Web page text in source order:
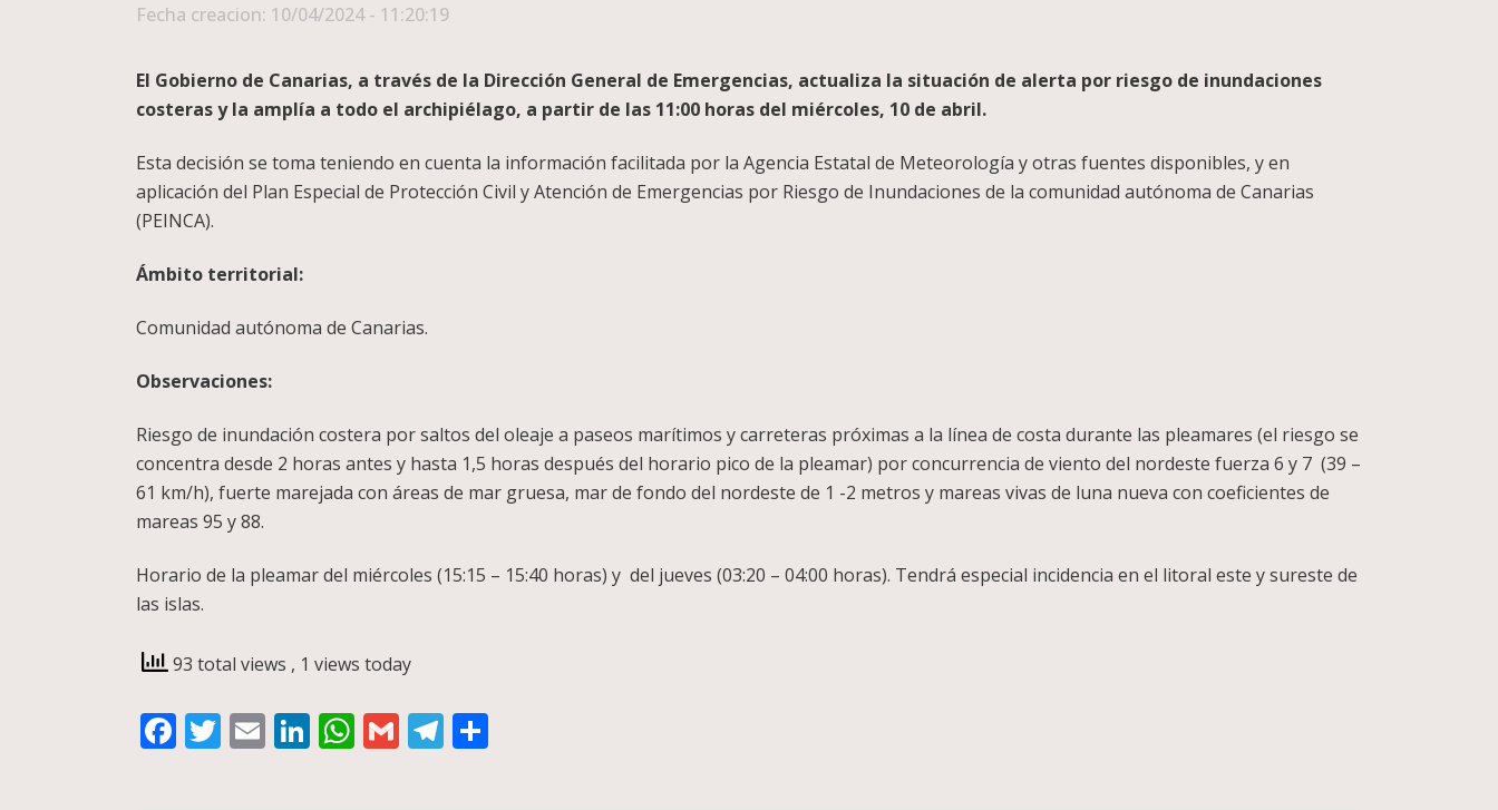
Fecha creacion: 10/04/2024 - 11:20:19
El Gobierno de Canarias, a través de la Dirección General de Emergencias, actualiza la situación de alerta por riesgo de inundaciones
costeras y la amplía a todo el archipiélago, a partir de las 11:00 horas del miércoles, 10 de abril.
Esta decisión se toma teniendo en cuenta la información facilitada por la Agencia Estatal de Meteorología y otras fuentes disponibles, y en
aplicación del Plan Especial de Protección Civil y Atención de Emergencias por Riesgo de Inundaciones de la comunidad autónoma de Canarias
(PEINCA).
Ámbito territorial:
Comunidad autónoma de Canarias.
Observaciones:
Riesgo de inundación costera por saltos del oleaje a paseos marítimos y carreteras próximas a la línea de costa durante las pleamares (el riesgo se
concentra desde 2 horas antes y hasta 1,5 horas después del horario pico de la pleamar) por concurrencia de viento del nordeste fuerza 6 y 7 (39 –
61 km/h), fuerte marejada con áreas de mar gruesa, mar de fondo del nordeste de 1 -2 metros y mareas vivas de luna nueva con coeficientes de
mareas 95 y 88.
Horario de la pleamar del miércoles (15:15 – 15:40 horas) y del jueves (03:20 – 04:00 horas). Tendrá especial incidencia en el litoral este y sureste de
las islas.
93 total views , 1 views today
Facebook
Twitter
EmailLinkedIn
WhatsApp
GmailTelegram